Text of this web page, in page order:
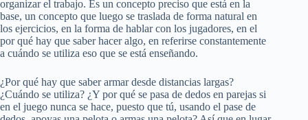
organizar el trabajo. Es un concepto preciso que está en la
base, un concepto que luego se traslada de forma natural en
los ejercicios, en la forma de hablar con los jugadores, en el
por qué hay que saber hacer algo, en referirse constantemente
a cuándo se utiliza eso que se está enseñando.
¿Por qué hay que saber armar desde distancias largas?
¿Cuándo se utiliza? ¿Y por qué se pasa de dedos en parejas si
en el juego nunca se hace, puesto que tú, usando el pase de